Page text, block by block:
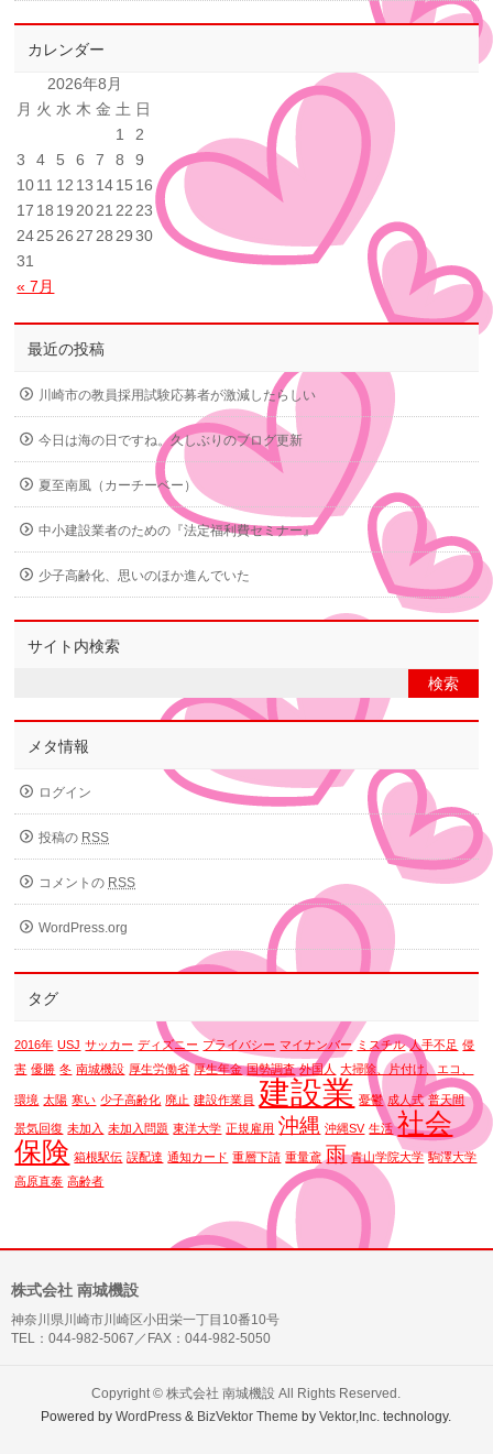
カレンダー
2026年8月
月 火 水 木 金 土 日
« 7月
1
2
3
4 5 6 7 8
9
1011 12 13 1415 16
17 18 19 2021 22 23
2425 26 27 28 29 30
31
最近の投稿
川崎市の教員採用試験応募者が激減したらしい
今日は海の日ですね。久しぶりのブログ更新
夏至南風（カーチーベー）
中小建設業者のための『法定福利費セミナー』
少子高齢化、思いのほか進んでいた
サイト内検索
メタ情報
ログイン
投稿の RSS
コメントの RSS
WordPress.org
タグ
2016年 USJ サッカー ディズニー プライバシー マイナンバー ミスチル 人手不足 侵
害 優勝 冬 南城機設 厚生労働省 厚生年金 国勢調査 外国人 大掃除、片付け、エコ、
環境 太陽 寒い 少子高齢化 廃止 建設作業員 建設業 憂鬱 成人式 普天間
景気回復 未加入 未加入問題 東洋大学 正規雇用 沖縄 沖縄SV 生活 社会
保険 箱根駅伝 誤配達 通知カード 重層下請 重量鳶 雨 青山学院大学 駒澤大学
高原直泰 高齢者
株式会社 南城機設
神奈川県川崎市川崎区小田栄一丁目10番10号
TEL：044-982-5067／FAX：044-982-5050
Copyright ©株式会社 南城機設 All Rights Reserved.
Powered byWordPress & BizVektor Theme byVektor,Inc. technology.